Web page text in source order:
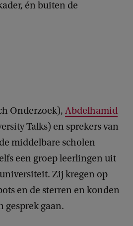
én buiten de
Onderzoek), Abdelhamid
Talks) en sprekers van
middelbare scholen
een groep leerlingen uit
Zij kregen op
en de sterren en konden
gesprek gaan.